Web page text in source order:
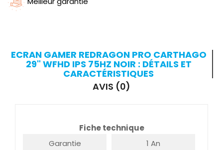
ECRAN GAMER REDRAGON PRO CARTHAGO
29" WFHD IPS 75HZ NOIR : DÉTAILS ET
CARACTÉRISTIQUES
AVIS (0)
Fiche technique
Garantie
1 An